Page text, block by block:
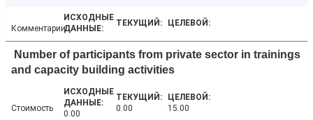
Комментарии
Number of participants from private sector in trainings
and capacity building activities
Стоимость
0.00
0.00 15.00